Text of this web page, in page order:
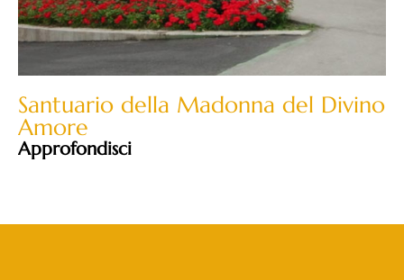
Santuario della Madonna del Divino
Amore
Approfondisci